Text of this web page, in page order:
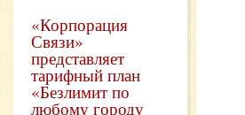
«Корпорация
Связи»
представляет
тарифный план
«Безлимит по
любому городу